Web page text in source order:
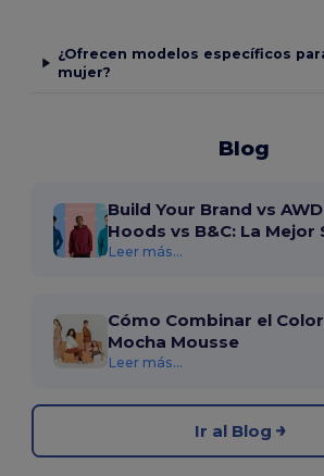
¿Ofrecen modelos específicos
mujer?
Blog
Build Your Brand vs
Hoods vs B&C: La Mejor
Leer más...
Cómo Combinar el
Mocha Mousse
Leer más...
Ir al Blog